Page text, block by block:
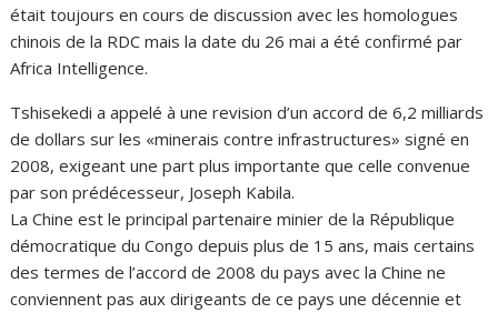
était toujours en cours de discussion avec les homologues
chinois de la RDC mais la date du 26 mai a été confirmé par
Africa Intelligence.
Tshisekedi a appelé à une revision d’un accord de 6,2 milliards
de dollars sur les «minerais contre infrastructures» signé en
2008, exigeant une part plus importante que celle convenue
par son prédécesseur, Joseph Kabila.
La Chine est le principal partenaire minier de la République
démocratique du Congo depuis plus de 15 ans, mais certains
des termes de l’accord de 2008 du pays avec la Chine ne
conviennent pas aux dirigeants de ce pays une décennie et